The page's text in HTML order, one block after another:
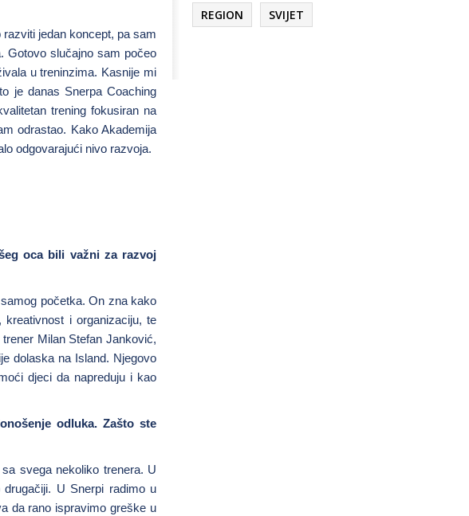
jedan koncept, pa sam
Gotovo slučajno sam počeo
u treninzima. Kasnije mi
je danas Snerpa Coaching
trening fokusiran na
odrastao. Kako Akademija
odgovarajući nivo razvoja.
oca bili važni za razvoj
početka. On zna kako
i organizaciju, te
Milan Stefan Janković,
dolaska na Island. Njegovo
djeci da napreduju i kao
odluka. Zašto ste
svega nekoliko trenera. U
U Snerpi radimo u
da rano ispravimo greške u
REGION SVIJET